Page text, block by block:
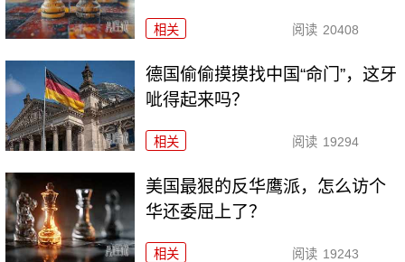
相关 阅读 20408
德国偷偷摸摸找中国“命门”，这牙
呲得起来吗？
相关 阅读 19294
美国最狠的反华鹰派，怎么访个
华还委屈上了？
相关 阅读 19243